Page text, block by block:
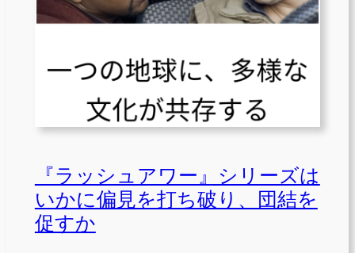
『ラッシュアワー』シリーズは
いかに偏見を打ち破り、団結を
促すか